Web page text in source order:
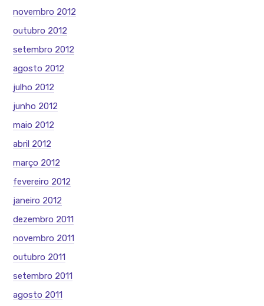
novembro 2012
outubro 2012
setembro 2012
agosto 2012
julho 2012
junho 2012
maio 2012
abril 2012
março 2012
fevereiro 2012
janeiro 2012
dezembro 2011
novembro 2011
outubro 2011
setembro 2011
agosto 2011